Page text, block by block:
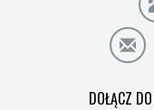
DOŁĄCZ